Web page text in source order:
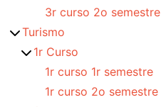
3r curso 2o semestre
Turismo
1r Curso
1r curso 1r semestre
1r curso 2o semestre